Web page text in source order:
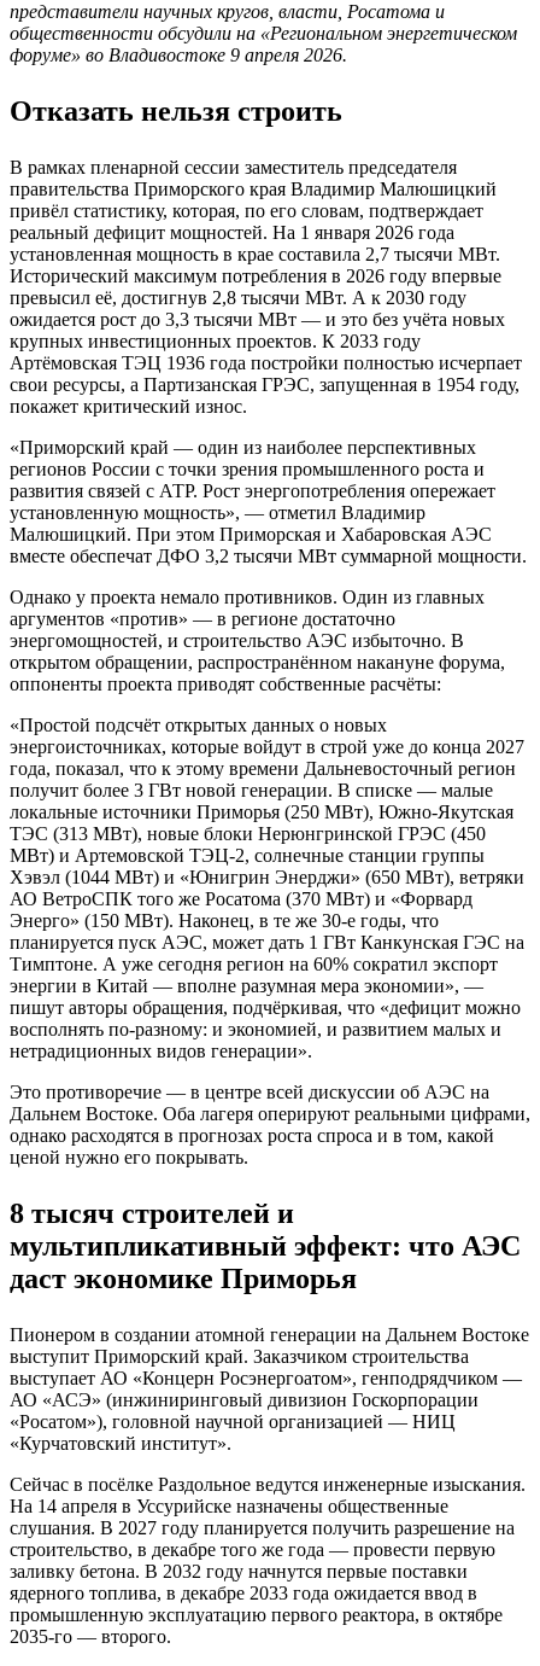
представители научных кругов, власти, Росатома и
общественности обсудили на «Региональном энергетическом
форуме» во Владивостоке 9 апреля 2026.
Отказать нельзя строить
В рамках пленарной сессии заместитель председателя
правительства Приморского края Владимир Малюшицкий
привёл статистику, которая, по его словам, подтверждает
реальный дефицит мощностей. На 1 января 2026 года
установленная мощность в крае составила 2,7 тысячи МВт.
Исторический максимум потребления в 2026 году впервые
превысил её, достигнув 2,8 тысячи МВт. А к 2030 году
ожидается рост до 3,3 тысячи МВт — и это без учёта новых
крупных инвестиционных проектов. К 2033 году
Артёмовская ТЭЦ 1936 года постройки полностью исчерпает
свои ресурсы, а Партизанская ГРЭС, запущенная в 1954 году,
покажет критический износ.
«Приморский край — один из наиболее перспективных
регионов России с точки зрения промышленного роста и
развития связей с АТР. Рост энергопотребления опережает
установленную мощность», — отметил Владимир
Малюшицкий. При этом Приморская и Хабаровская АЭС
вместе обеспечат ДФО 3,2 тысячи МВт суммарной мощности.
Однако у проекта немало противников. Один из главных
аргументов «против» — в регионе достаточно
энергомощностей, и строительство АЭС избыточно. В
открытом обращении, распространённом накануне форума,
оппоненты проекта приводят собственные расчёты:
«Простой подсчёт открытых данных о новых
энергоисточниках, которые войдут в строй уже до конца 2027
года, показал, что к этому времени Дальневосточный регион
получит более 3 ГВт новой генерации. В списке — малые
локальные источники Приморья (250 МВт), Южно-Якутская
ТЭС (313 МВт), новые блоки Нерюнгринской ГРЭС (450
МВт) и Артемовской ТЭЦ-2, солнечные станции группы
Хэвэл (1044 МВт) и «Юнигрин Энерджи» (650 МВт), ветряки
АО ВетроСПК того же Росатома (370 МВт) и «Форвард
Энерго» (150 МВт). Наконец, в те же 30-е годы, что
планируется пуск АЭС, может дать 1 ГВт Канкунская ГЭС на
Тимптоне. А уже сегодня регион на 60% сократил экспорт
энергии в Китай — вполне разумная мера экономии», —
пишут авторы обращения, подчёркивая, что «дефицит можно
восполнять по-разному: и экономией, и развитием малых и
нетрадиционных видов генерации».
Это противоречие — в центре всей дискуссии об АЭС на
Дальнем Востоке. Оба лагеря оперируют реальными цифрами,
однако расходятся в прогнозах роста спроса и в том, какой
ценой нужно его покрывать.
8 тысяч строителей и
мультипликативный эффект: что АЭС
даст экономике Приморья
Пионером в создании атомной генерации на Дальнем Востоке
выступит Приморский край. Заказчиком строительства
выступает АО «Концерн Росэнергоатом», генподрядчиком —
АО «АСЭ» (инжиниринговый дивизион Госкорпорации
«Росатом»), головной научной организацией — НИЦ
«Курчатовский институт».
Сейчас в посёлке Раздольное ведутся инженерные изыскания.
На 14 апреля в Уссурийске назначены общественные
слушания. В 2027 году планируется получить разрешение на
строительство, в декабре того же года — провести первую
заливку бетона. В 2032 году начнутся первые поставки
ядерного топлива, в декабре 2033 года ожидается ввод в
промышленную эксплуатацию первого реактора, в октябре
2035-го — второго.